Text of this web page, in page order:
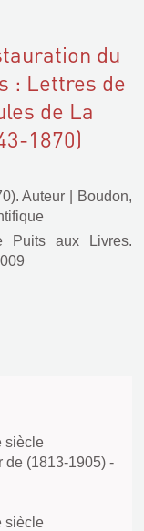
du
: Lettres de
de La
1870)
Auteur
Boudon,
Puits aux Livres.
siècle
de (1813-1905) -
siècle